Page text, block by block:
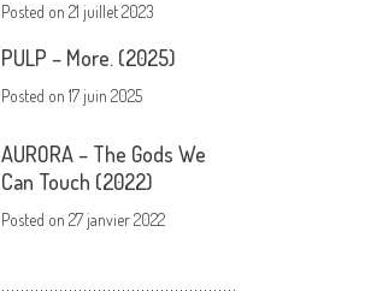
Posted on21 juillet 2023
PULP – More. (2025)
Posted on17 juin 2025
AURORA – The Gods We
Can Touch (2022)
Posted on27 janvier 2022